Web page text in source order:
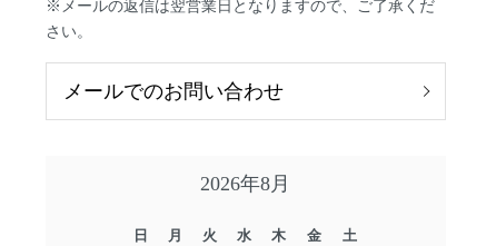
※メールの返信は翌営業日となりますので、ご了承くだ
さい。
メールでのお問い合わせ
2026年8月
日 月 火 水 木 金 土